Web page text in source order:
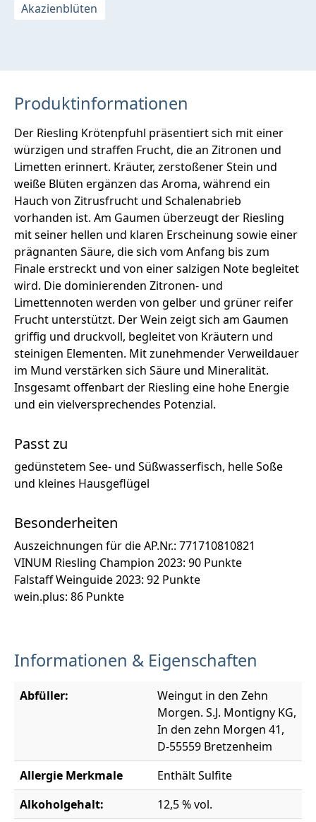
Akazienblüten
Produktinformationen
Der Riesling Krötenpfuhl präsentiert sich mit einer
würzigen und straffen Frucht, die an Zitronen und
Limetten erinnert. Kräuter, zerstoßener Stein und
weiße Blüten ergänzen das Aroma, während ein
Hauch von Zitrusfrucht und Schalenabrieb
vorhanden ist. Am Gaumen überzeugt der Riesling
mit seiner hellen und klaren Erscheinung sowie einer
prägnanten Säure, die sich vom Anfang bis zum
Finale erstreckt und von einer salzigen Note begleitet
wird. Die dominierenden Zitronen- und
Limettennoten werden von gelber und grüner reifer
Frucht unterstützt. Der Wein zeigt sich am Gaumen
griffig und druckvoll, begleitet von Kräutern und
steinigen Elementen. Mit zunehmender Verweildauer
im Mund verstärken sich Säure und Mineralität.
Insgesamt offenbart der Riesling eine hohe Energie
und ein vielversprechendes Potenzial.
Passt zu
gedünstetem See- und Süßwasserfisch, helle Soße
und kleines Hausgeflügel
Besonderheiten
Auszeichnungen für die AP.Nr.: 771710810821
VINUM Riesling Champion 2023: 90 Punkte
Falstaff Weinguide 2023: 92 Punkte
wein.plus: 86 Punkte
Informationen & Eigenschaften
Abfüller:
Weingut in den Zehn
Morgen. S.J. Montigny KG,
In den zehn Morgen 41,
D-55559 Bretzenheim
Allergie Merkmale
Enthält Sulfite
Alkoholgehalt:
12,5 % vol.